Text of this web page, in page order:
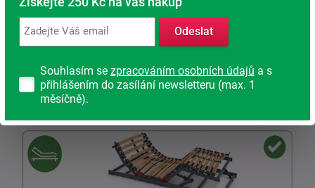
Odeslat
Souhlasím se zpracováním osobních údajů a s
přihlášením do zasílání newsletteru (max. 1
měsíčně).